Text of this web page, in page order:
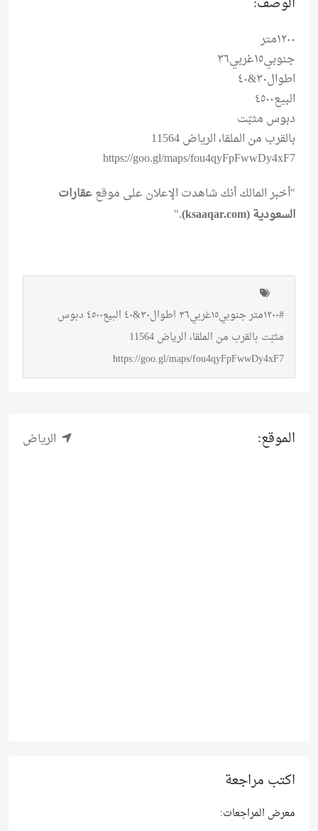
١٢٠٠متر
جنوبي١٥غربي٣٦
اطوال٣٠&٤٠
البيع٤٥٠٠
دبوس مثبّت
بالقرب من الملقا، الرياض 11564
https://goo.gl/maps/fou4qyFpFwwDy4xF7
"أخبر المالك أنك شاهدت الإعلان على موقععقارات
السعودية (ksaaqar.com)
."
#١٢٠٠متر جنوبي١٥غربي٣٦ اطوال٣٠&٤٠ البيع٤٥٠٠ دبوس
مثبّت بالقرب من الملقا، الرياض 11564
https://goo.gl/maps/fou4qyFpFwwDy4xF7
الموقع: الرياض
اكتب مراجعة
معرض المراجعات: